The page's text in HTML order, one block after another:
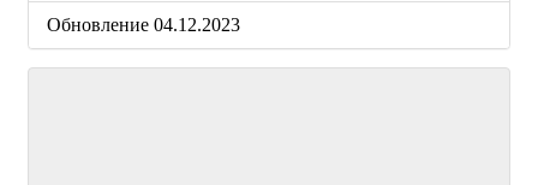
Обновление 04.12.2023